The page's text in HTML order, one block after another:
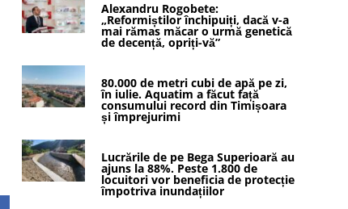
Alexandru Rogobete:
„Reformiștilor închipuiți, dacă v-a
mai rămas măcar o urmă genetică
de decență, opriți-vă”
80.000 de metri cubi de apă pe zi,
în iulie. Aquatim a făcut față
consumului record din Timișoara
și împrejurimi
Lucrările de pe Bega Superioară au
ajuns la 88%. Peste 1.800 de
locuitori vor beneficia de protecție
împotriva inundațiilor